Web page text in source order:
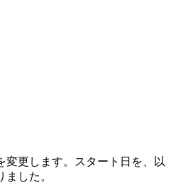
変更します。スタート日を、以
した。